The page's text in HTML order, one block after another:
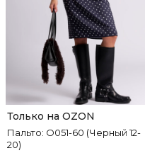
Пальто: О051-60 (Черный 12-
20)
Только на OZON